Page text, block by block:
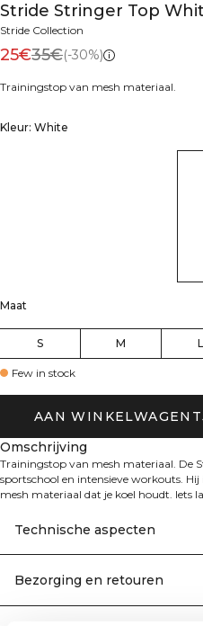
Stride Stringer Top
Stride Collection
25€35€(-30%)
Trainingstop van mesh materiaal.
Kleur: White
Maat
S M L
Few in stock
AAN
Omschrijving
Trainingstop van mesh materiaal. De
sportschool en intensieve workouts.
mesh materiaal dat je koel houdt. Iets
ademende eigenschappen, langere
mouwloos ontwerp, ICIW-logo aan de
Gerecycled polyester 10% Elastaan
Technische aspecten
Bezorging en retouren